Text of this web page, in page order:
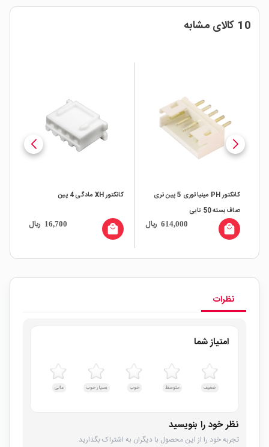
10 کالای مشابه
کانکتور PH مینیاتوری 5 پین نری
صاف بسته 50 تایی
614,000 ریال local_mall
کانکتور XH مادگی 4 پین
16,700 ریال local_mall
نظرات
امتیاز شما
ضعیف متوسط خوب بسیار خوب عالی
نظر خود را بنویسید
تجربه خود را از این محصول با دیگران به اشتراک بگذارید.